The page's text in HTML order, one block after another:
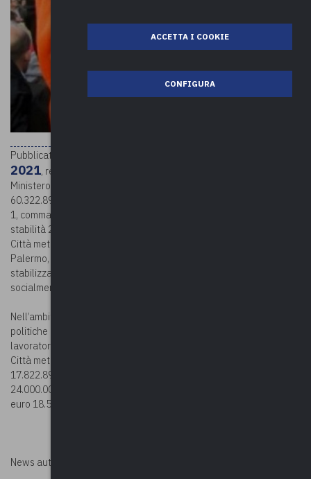
Pubblicato in G.U. n. 7 del 11-01-2022 il
2021, relativo al Fondo per lavoratori socialmente utili. Al
Ministero dell’interno è destinata una quota, pari a euro
60.322.899,00, per l’anno 2021, delle risorse del fondo di cui all’art.
1, comma 199, della legge 23 dicembre 2014, n. 190 (legge di
stabilità 2015), per l’erogazione del contributo straordinario alla
Città metropolitana di Napoli e al Comune di Napoli e al Comune di
Palermo, per l’attuazione di politiche attive finalizzate alla
stabilizzazione occupazionale dei lavoratori impiegati in attività
socialmente utili.
Nell’ambito dell’assegnazione complessiva, per l’attuazione di
politiche attive finalizzate alla stabilizzazione occupazionale dei
lavoratori impiegati in attività socialmente utili, è destinata alla
Città metropolitana di Napoli la somma complessiva di euro
17.822.899,00, al Comune di Napoli la somma complessiva di euro
24.000.000,00 e al Comune di Palermo la somma complessiva di
euro 18.500.000,00.
News autorizzata da
ACCETTA I COOKIE
CONFIGURA